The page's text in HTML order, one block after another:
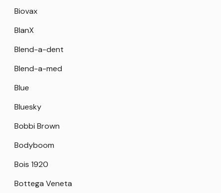
Biovax
BlanX
Blend-a-dent
Blend-a-med
Blue
Bluesky
Bobbi Brown
Bodyboom
Bois 1920
Bottega Veneta